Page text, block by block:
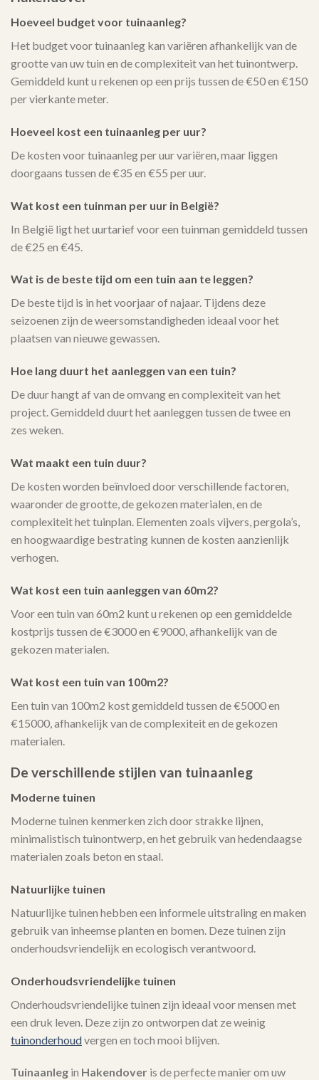
Hoeveel budget voor tuinaanleg?
Het budget voor tuinaanleg kan variëren afhankelijk van de
grootte van uw tuin en de complexiteit van het tuinontwerp.
Gemiddeld kunt u rekenen op een prijs tussen de €50 en €150
per vierkante meter.
Hoeveel kost een tuinaanleg per uur?
De kosten voor tuinaanleg per uur variëren, maar liggen
doorgaans tussen de €35 en €55 per uur.
Wat kost een tuinman per uur in België?
In België ligt het uurtarief voor een tuinman gemiddeld tussen
de €25 en €45.
Wat is de beste tijd om een tuin aan te leggen?
De beste tijd is in het voorjaar of najaar. Tijdens deze
seizoenen zijn de weersomstandigheden ideaal voor het
plaatsen van nieuwe gewassen.
Hoe lang duurt het aanleggen van een tuin?
De duur hangt af van de omvang en complexiteit van het
project. Gemiddeld duurt het aanleggen tussen de twee en
zes weken.
Wat maakt een tuin duur?
De kosten worden beïnvloed door verschillende factoren,
waaronder de grootte, de gekozen materialen, en de
complexiteit het tuinplan. Elementen zoals vijvers, pergola’s,
en hoogwaardige bestrating kunnen de kosten aanzienlijk
verhogen.
Wat kost een tuin aanleggen van 60m2?
Voor een tuin van 60m2 kunt u rekenen op een gemiddelde
kostprijs tussen de €3000 en €9000, afhankelijk van de
gekozen materialen.
Wat kost een tuin van 100m2?
Een tuin van 100m2 kost gemiddeld tussen de €5000 en
€15000, afhankelijk van de complexiteit en de gekozen
materialen.
De verschillende stijlen van tuinaanleg
Moderne tuinen
Moderne tuinen kenmerken zich door strakke lijnen,
minimalistisch tuinontwerp, en het gebruik van hedendaagse
materialen zoals beton en staal.
Natuurlijke tuinen
Natuurlijke tuinen hebben een informele uitstraling en maken
gebruik van inheemse planten en bomen. Deze tuinen zijn
onderhoudsvriendelijk en ecologisch verantwoord.
Onderhoudsvriendelijke tuinen
Onderhoudsvriendelijke tuinen zijn ideaal voor mensen met
een druk leven. Deze zijn zo ontworpen dat ze weinig
tuinonderhoudvergen en toch mooi blijven.
Tuinaanleg in Hakendover is de perfecte manier om uw